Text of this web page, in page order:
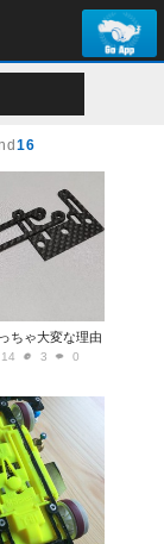
16
ちゃ大変な理由
14 3 0